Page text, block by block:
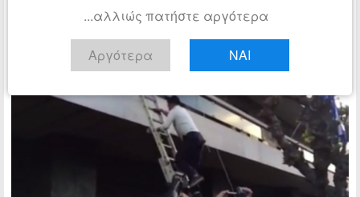
...αλλιώς πατήστε αργότερα
Αργότερα ΝΑΙ